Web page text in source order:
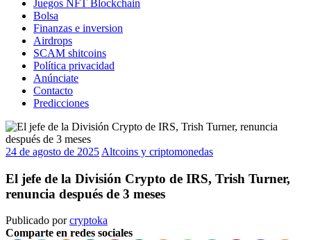
Juegos NFT Blockchain
Bolsa
Finanzas e inversion
Airdrops
SCAM shitcoins
Política privacidad
Anúnciate
Contacto
Predicciones
24 de agosto de 2025 Altcoins y criptomonedas
El jefe de la División Crypto de IRS, Trish Turner,
renuncia después de 3 meses
Publicado porcryptoka
Comparte en redes sociales